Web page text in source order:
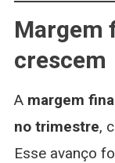
Margem
crescem
A margem
no trimestre,
Esse avanço